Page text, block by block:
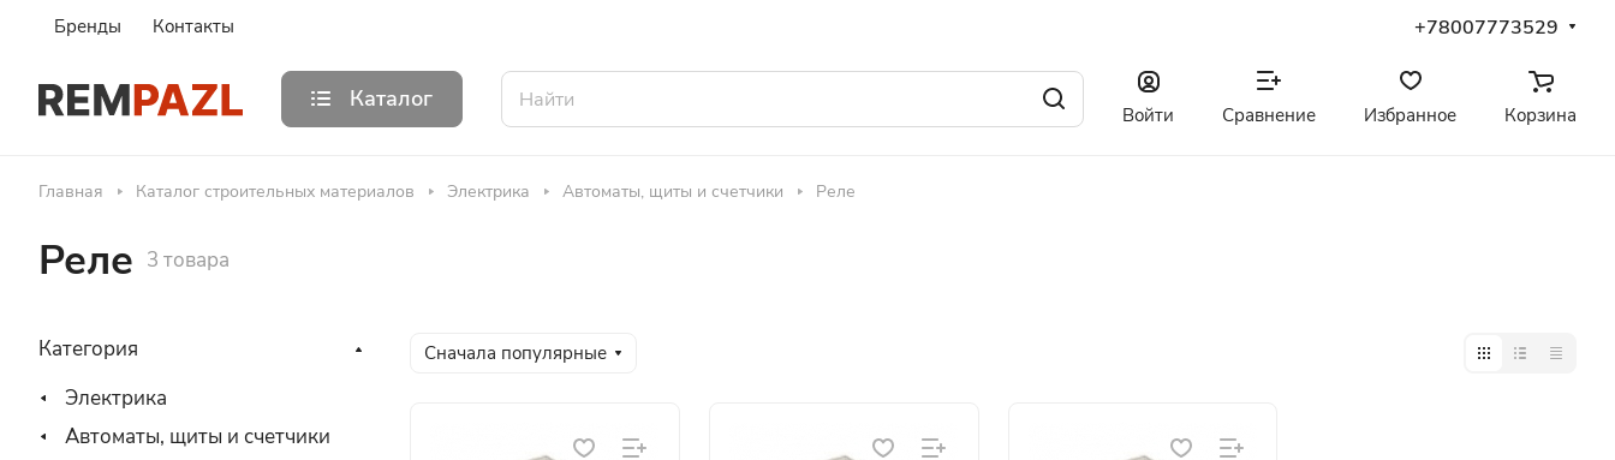
Бренды Контакты +78007773529
Каталог
Войти Сравнение Избранное Корзина
Главная Каталог строительных материалов Электрика Автоматы, щиты и счетчики Реле
Реле 3 товара
Сначала популярные
Категория
Электрика
Автоматы, щиты и счетчики